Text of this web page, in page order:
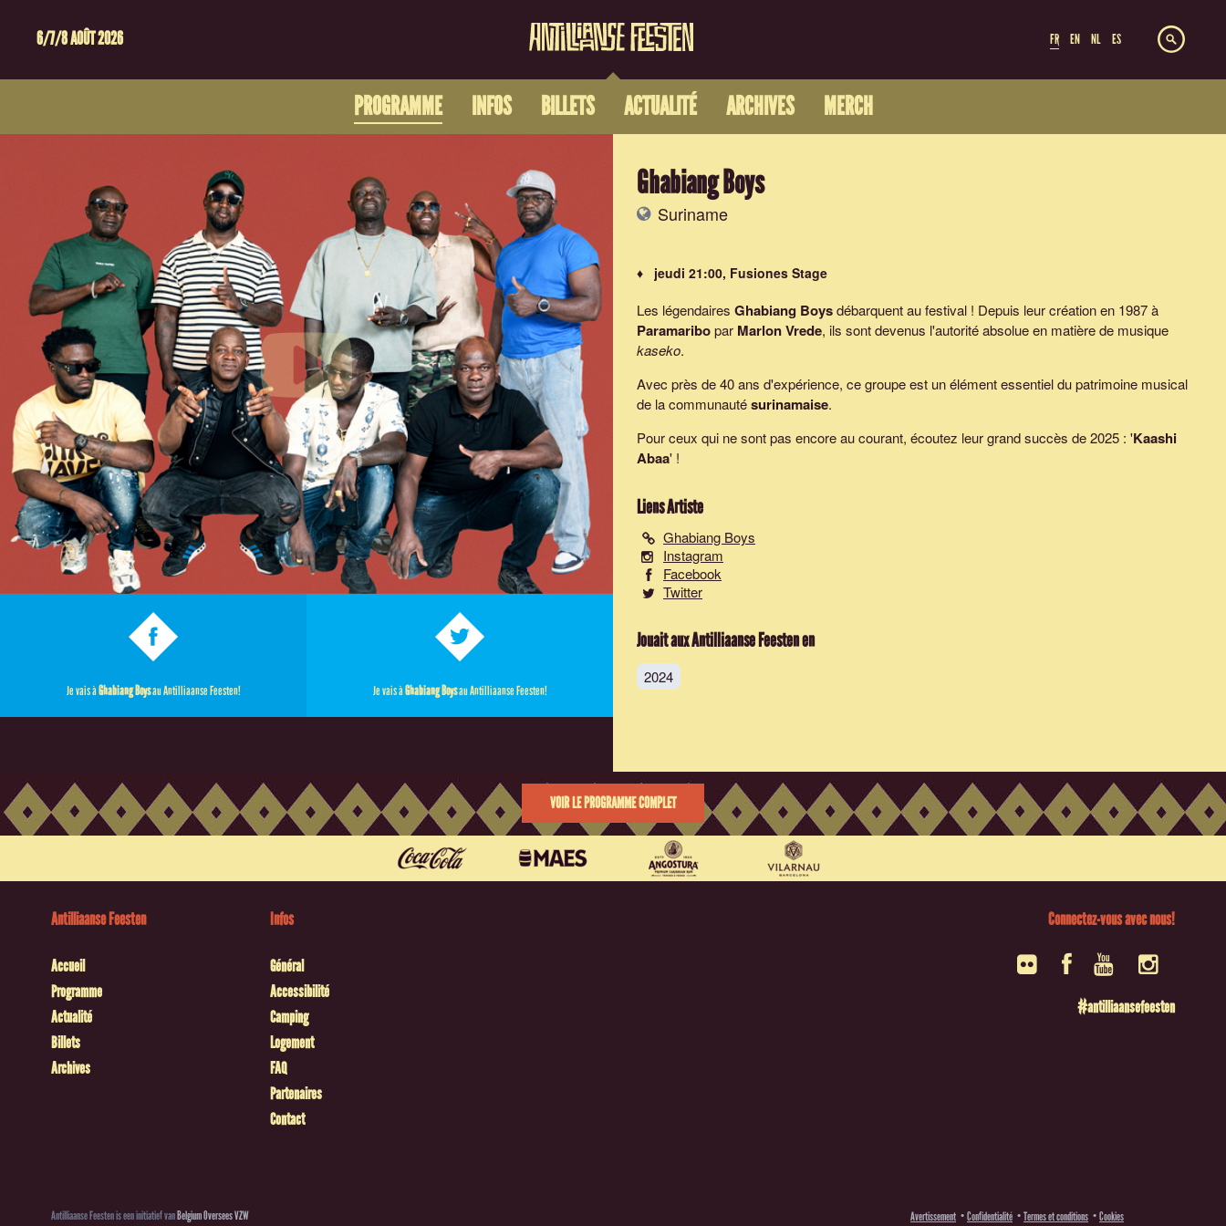
6/7/8 AOÛT 2026 FR EN NL ES
PROGRAMME INFOS BILLETS ACTUALITÉ ARCHIVES MERCH
Je vais àGhabiang Boysau Antilliaanse Feesten! Je vais àGhabiang Boysau Antilliaanse Feesten!
Ghabiang Boys
Suriname
♦ jeudi 21:00, Fusiones Stage
Les légendaires Ghabiang Boysdébarquent au festival ! Depuis leur création en 1987 à
Paramaribopar Marlon Vrede, ils sont devenus l'autorité absolue en matière de musique
kaseko.
Avec près de 40 ans d'expérience, ce groupe est un élément essentiel du patrimoine musical
de la communautésurinamaise.
Pour ceux qui ne sont pas encore au courant, écoutez leur grand succès de 2025 : 'Kaashi
Abaa' !
Liens Artiste
Ghabiang Boys
Instagram
Facebook
Twitter
Jouait aux Antilliaanse Feesten en
2024
VOIR LE PROGRAMME COMPLET
Antilliaanse Feesten
Accueil
Programme
Actualité
Billets
Archives
Infos
Général
Accessibilité
Camping
Logement
FAQ
Partenaires
Contact
Connectez-vous avec nous!
#antilliaansefeesten
Antilliaanse Feesten is een initiatief vanBelgium Oversees VZW Avertissement Confidentialité Termes et conditions Cookies